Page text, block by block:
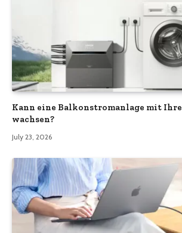
Kann eine Balkonstromanlage mit
wachsen?
July 23, 2026